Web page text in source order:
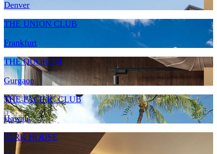
Denver
THE UNION CLUB
Frankfurt
THE QUORUM
Gurgaon
THE PACIFIC CLUB
Hawaii
PARK HOUSE